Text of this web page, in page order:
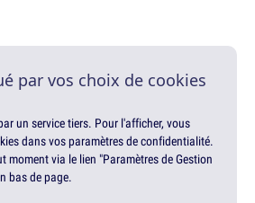
par vos choix de cookies
un service tiers. Pour l'afficher, vous
dans vos paramètres de confidentialité.
moment via le lien "Paramètres de Gestion
bas de page.